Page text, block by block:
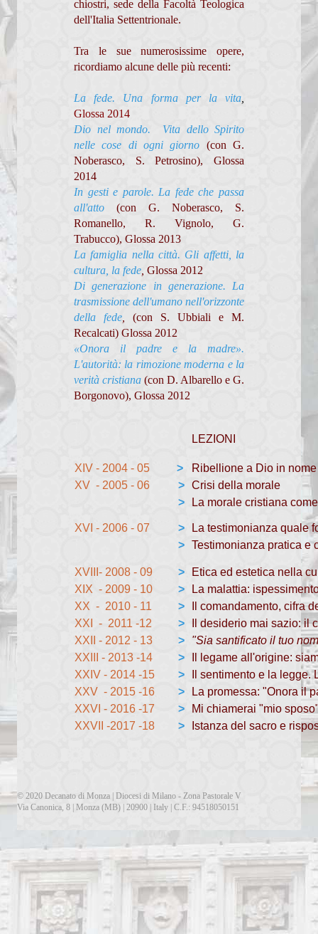
Rassegna stampa
Pastorale Giovanile
Documenti
Visita Pastorale 2016
Visita Pastorale 2009
Carta Comunione
Comunicazione Funerali
Regola di vita del Clero
Dialoghi di Vita buona
Sinodo diocesano
SANTE MESSE
Presentazione scuola
Archivio recente
Programma dell'anno 2025/26
chiostri, sede della Facoltà Teologica
dell'Italia Settentrionale.
Tra le sue numerosissime opere,
ricordiamo alcune delle più recenti:
La fede. Una forma per la vita
Glossa 2014
Dio nel mondo. Vita dello Spirito
nelle cose di ogni giorno (con G.
Noberasco, S. Petrosino), Glossa
2014
In gesti e parole. La fede che passa
all'atto (con G. Noberasco, S.
Romanello, R. Vignolo, G.
Trabucco), Glossa 2013
La famiglia nella città. Gli affetti, la
cultura, la fede Glossa 2012
Di generazione in generazione. La
trasmissione dell'umano nell'orizzonte
della fede
(con S. Ubbiali e M.
Recalcati) Glossa 2012
«Onora il padre e la madre».
L'autorità: la rimozione moderna e la
verità cristiana (con D. Albarello e G.
Borgonovo), Glossa 2012
LEZIONI
XIV - 2004 - 05 >
Ribellione a Dio in
XV - 2005 - 06
> Crisi della morale
>
La morale cristiana
XVI - 2006 - 07 >
La testimonianza quale
> Testimonianza pratica e
XVIII- 2008 - 09 >
Etica ed estetica nella
XIX - 2009 - 10
>
La malattia:
XX - 2010 - 11
>
Il comandamento, cifra
XXI - 2011 -12
>
Il desiderio mai sazio: il
XXII - 2012 - 13
>
"Sia santificato il tuo
XXIII - 2013 -14
>
Il legame all'origine:
XXIV - 2014 -15
>
Il sentimento e la
XXV - 2015 -16
>
La promessa: "Onora il
XXVI - 2016 -17
>
Mi chiamerai "mio
XXVII -2017 -18
> Istanza del sacro e
© 2020 Decanato di Monza | Diocesi di Milano - Zona Pastorale V
Via Canonica, 8 | Monza (MB) | 20900 | Italy | C.F.: 94518050151